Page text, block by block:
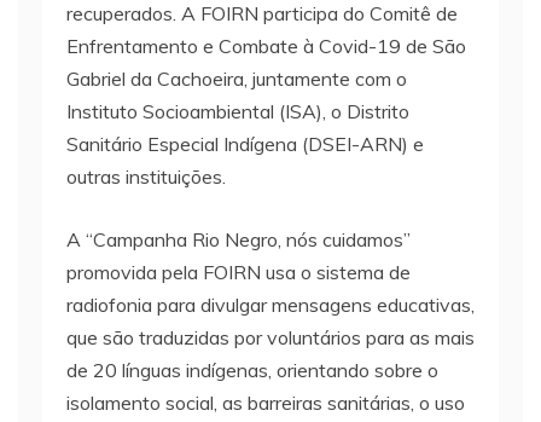
recuperados. A FOIRN participa do Comitê de
Enfrentamento e Combate à Covid-19 de São
Gabriel da Cachoeira, juntamente com o
Instituto Socioambiental (ISA), o Distrito
Sanitário Especial Indígena (DSEI-ARN) e
outras instituições.
A “Campanha Rio Negro, nós cuidamos”
promovida pela FOIRN usa o sistema de
radiofonia para divulgar mensagens educativas,
que são traduzidas por voluntários para as mais
de 20 línguas indígenas, orientando sobre o
isolamento social, as barreiras sanitárias, o uso